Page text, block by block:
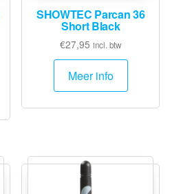
SHOWTEC Parcan 36
Short Black
€27,95 incl. btw
Meer info